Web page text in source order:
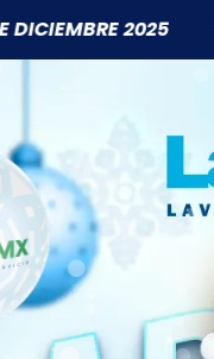
30 MIL PESOS AL